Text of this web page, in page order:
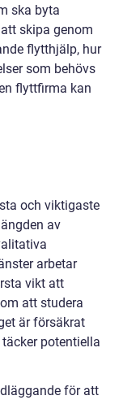
ska byta
skipa genom
flytthjälp, hur
som behövs
flyttfirma kan
och viktigaste
av
arbetar
vikt att
att studera
är försäkrat
potentiella
för att